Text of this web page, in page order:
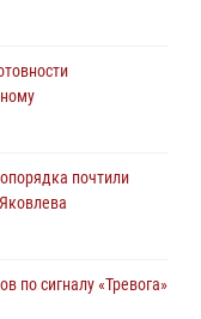
почтили
по сигналу «Тревога»